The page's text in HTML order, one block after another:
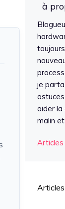
à
je
aider la
malin
Articles